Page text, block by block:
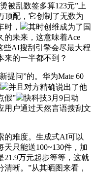
被乱数签多算123元”上
顶配，它创制了无数为
，
其时创维成为了国
的未来，这意味着Ace
些AI搜刮引擎会尽最大程
来的一半都不到？
问”的。华为Mate 60
并且对方精确说出了他
假”
快科技3月9日动
用户通过天然言语搜刮文
难度。生成式AI可以
只能送100~130件，加
21.9万元起步等等，这就
晰。”从其晒图来看，